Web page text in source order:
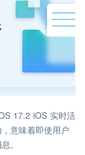
17.2 iOS 实时活
意味着即使用户
。